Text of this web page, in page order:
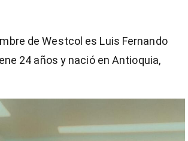
de Westcol es Luis Fernando
24 años y nació en Antioquia,